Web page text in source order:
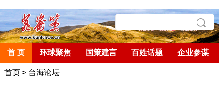
首 页 环球聚焦 国策建言 百姓话题 企业参谋
首页> 台海论坛